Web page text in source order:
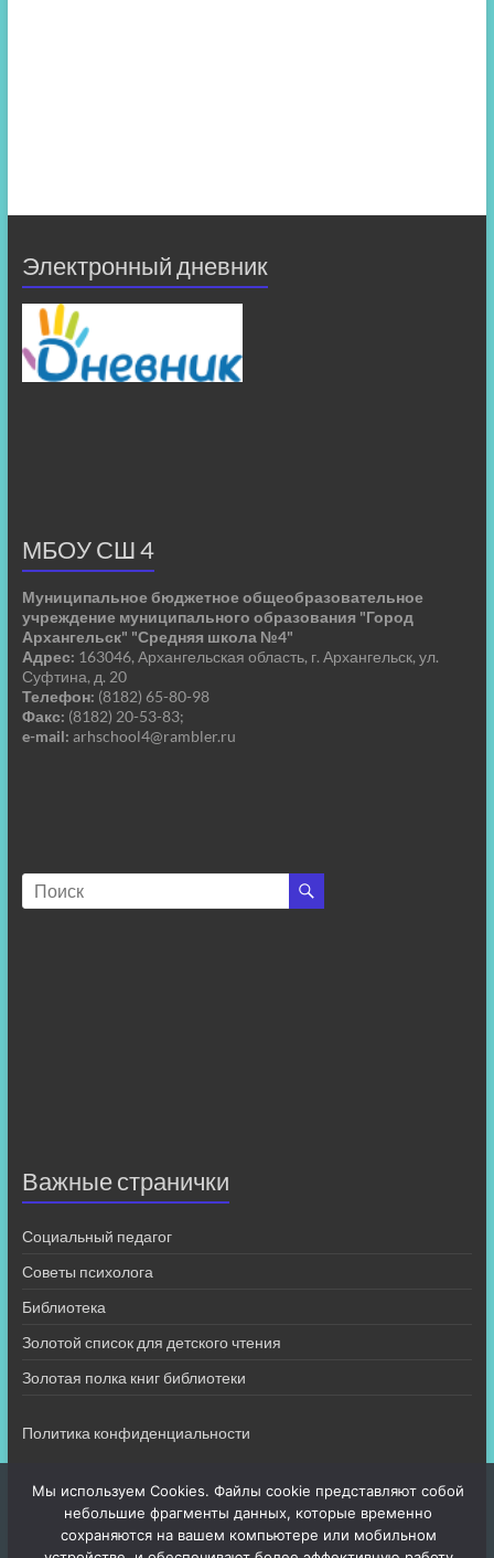
Электронный дневник
МБОУ СШ 4
Муниципальное бюджетное общеобразовательное
учреждение муниципального образования "Город
Архангельск" "Средняя школа №4"
Адрес: 163046, Архангельская область, г. Архангельск, ул.
Суфтина, д. 20
Телефон: (8182) 65-80-98
Факс: (8182) 20-53-83;
e-mail: arhschool4@rambler.ru
Важные странички
Социальный педагог
Советы психолога
Библиотека
Золотой список для детского чтения
Золотая полка книг библиотеки
Политика конфиденциальности
Мы используем Cookies. Файлы cookie представляют собой
небольшие фрагменты данных, которые временно
сохраняются на вашем компьютере или мобильном